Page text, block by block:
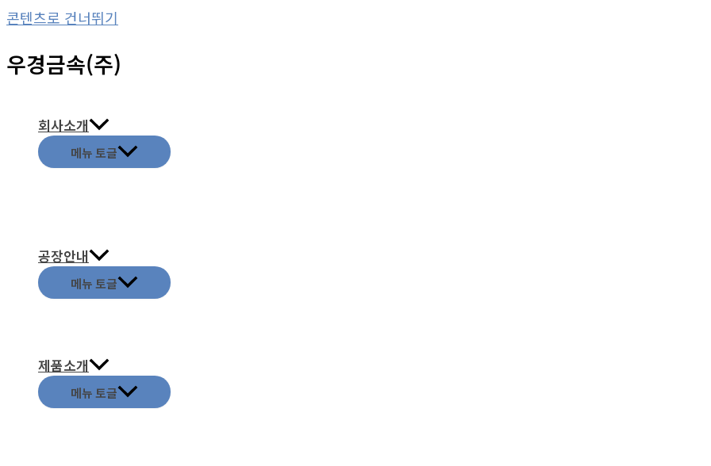
콘텐츠로 건너뛰기
우경금속(주)
회사소개
메뉴 토글
공장안내
메뉴 토글
제품소개
메뉴 토글